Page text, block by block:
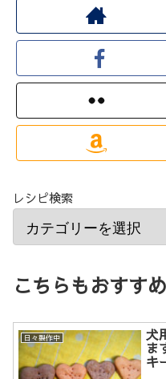
レシピ検索
こちらもおすすめ
日々製作中 犬
ま
キ